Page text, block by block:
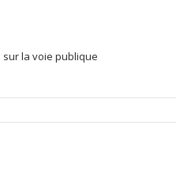
la voie publique